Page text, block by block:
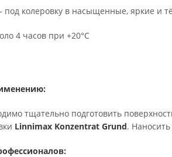
колеровку в насыщенные, яркие и
4 часов при +20°C
тщательно подготовить
Linnimax Konzentrat Grund.